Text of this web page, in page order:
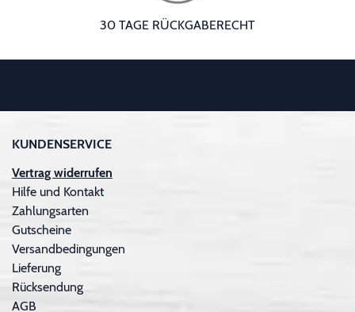
30 TAGE RÜCKGABERECHT
KUNDENSERVICE
Vertrag widerrufen
Hilfe und Kontakt
Zahlungsarten
Gutscheine
Versandbedingungen
Lieferung
Rücksendung
AGB